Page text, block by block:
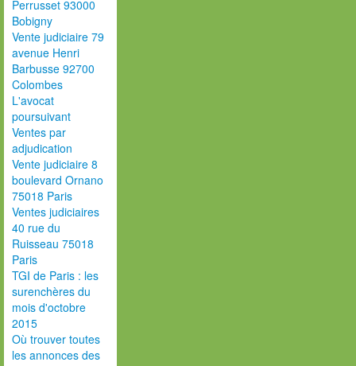
Perrusset 93000
Bobigny
Vente judiciaire 79
avenue Henri
Barbusse 92700
Colombes
L'avocat
poursuivant
Ventes par
adjudication
Vente judiciaire 8
boulevard Ornano
75018 Paris
Ventes judiciaires
40 rue du
Ruisseau 75018
Paris
TGI de Paris : les
surenchères du
mois d'octobre
2015
Où trouver toutes
les annonces des